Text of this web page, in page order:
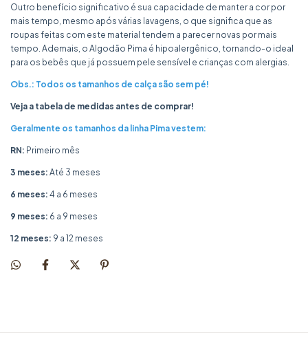
Outro benefício significativo é sua capacidade de manter a cor por
mais tempo, mesmo após várias lavagens, o que significa que as
roupas feitas com este material tendem a parecer novas por mais
tempo. Ademais, o Algodão Pima é hipoalergênico, tornando-o ideal
para os bebês que já possuem pele sensível e crianças com alergias.
Obs.: Todos os tamanhos de calça são sem pé!
Veja a tabela de medidas antes de comprar!
Geralmente os tamanhos da linha Pima vestem:
RN: Primeiro mês
3 meses: Até 3 meses
6 meses: 4 a 6 meses
9 meses: 6 a 9 meses
12 meses: 9 a 12 meses